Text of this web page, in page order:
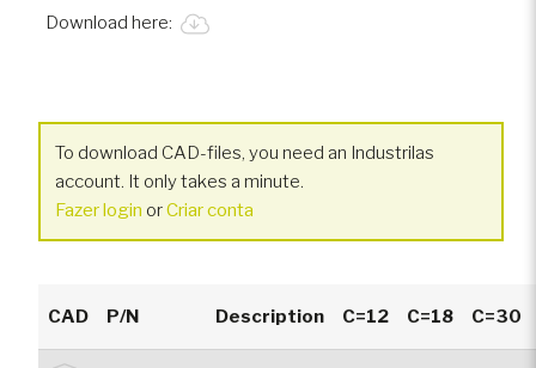
Download here:
To download CAD-files, you need an Industrilas
account. It only takes a minute.
Fazer login orCriar conta
CAD P/N Description C=12 C=18 C=30